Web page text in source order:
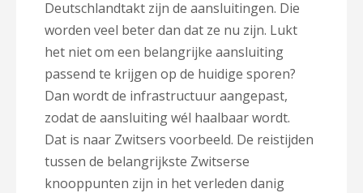
Deutschlandtakt zijn de aansluitingen. Die
worden veel beter dan dat ze nu zijn. Lukt
het niet om een belangrijke aansluiting
passend te krijgen op de huidige sporen?
Dan wordt de infrastructuur aangepast,
zodat de aansluiting wél haalbaar wordt.
Dat is naar Zwitsers voorbeeld. De reistijden
tussen de belangrijkste Zwitserse
knooppunten zijn in het verleden danig